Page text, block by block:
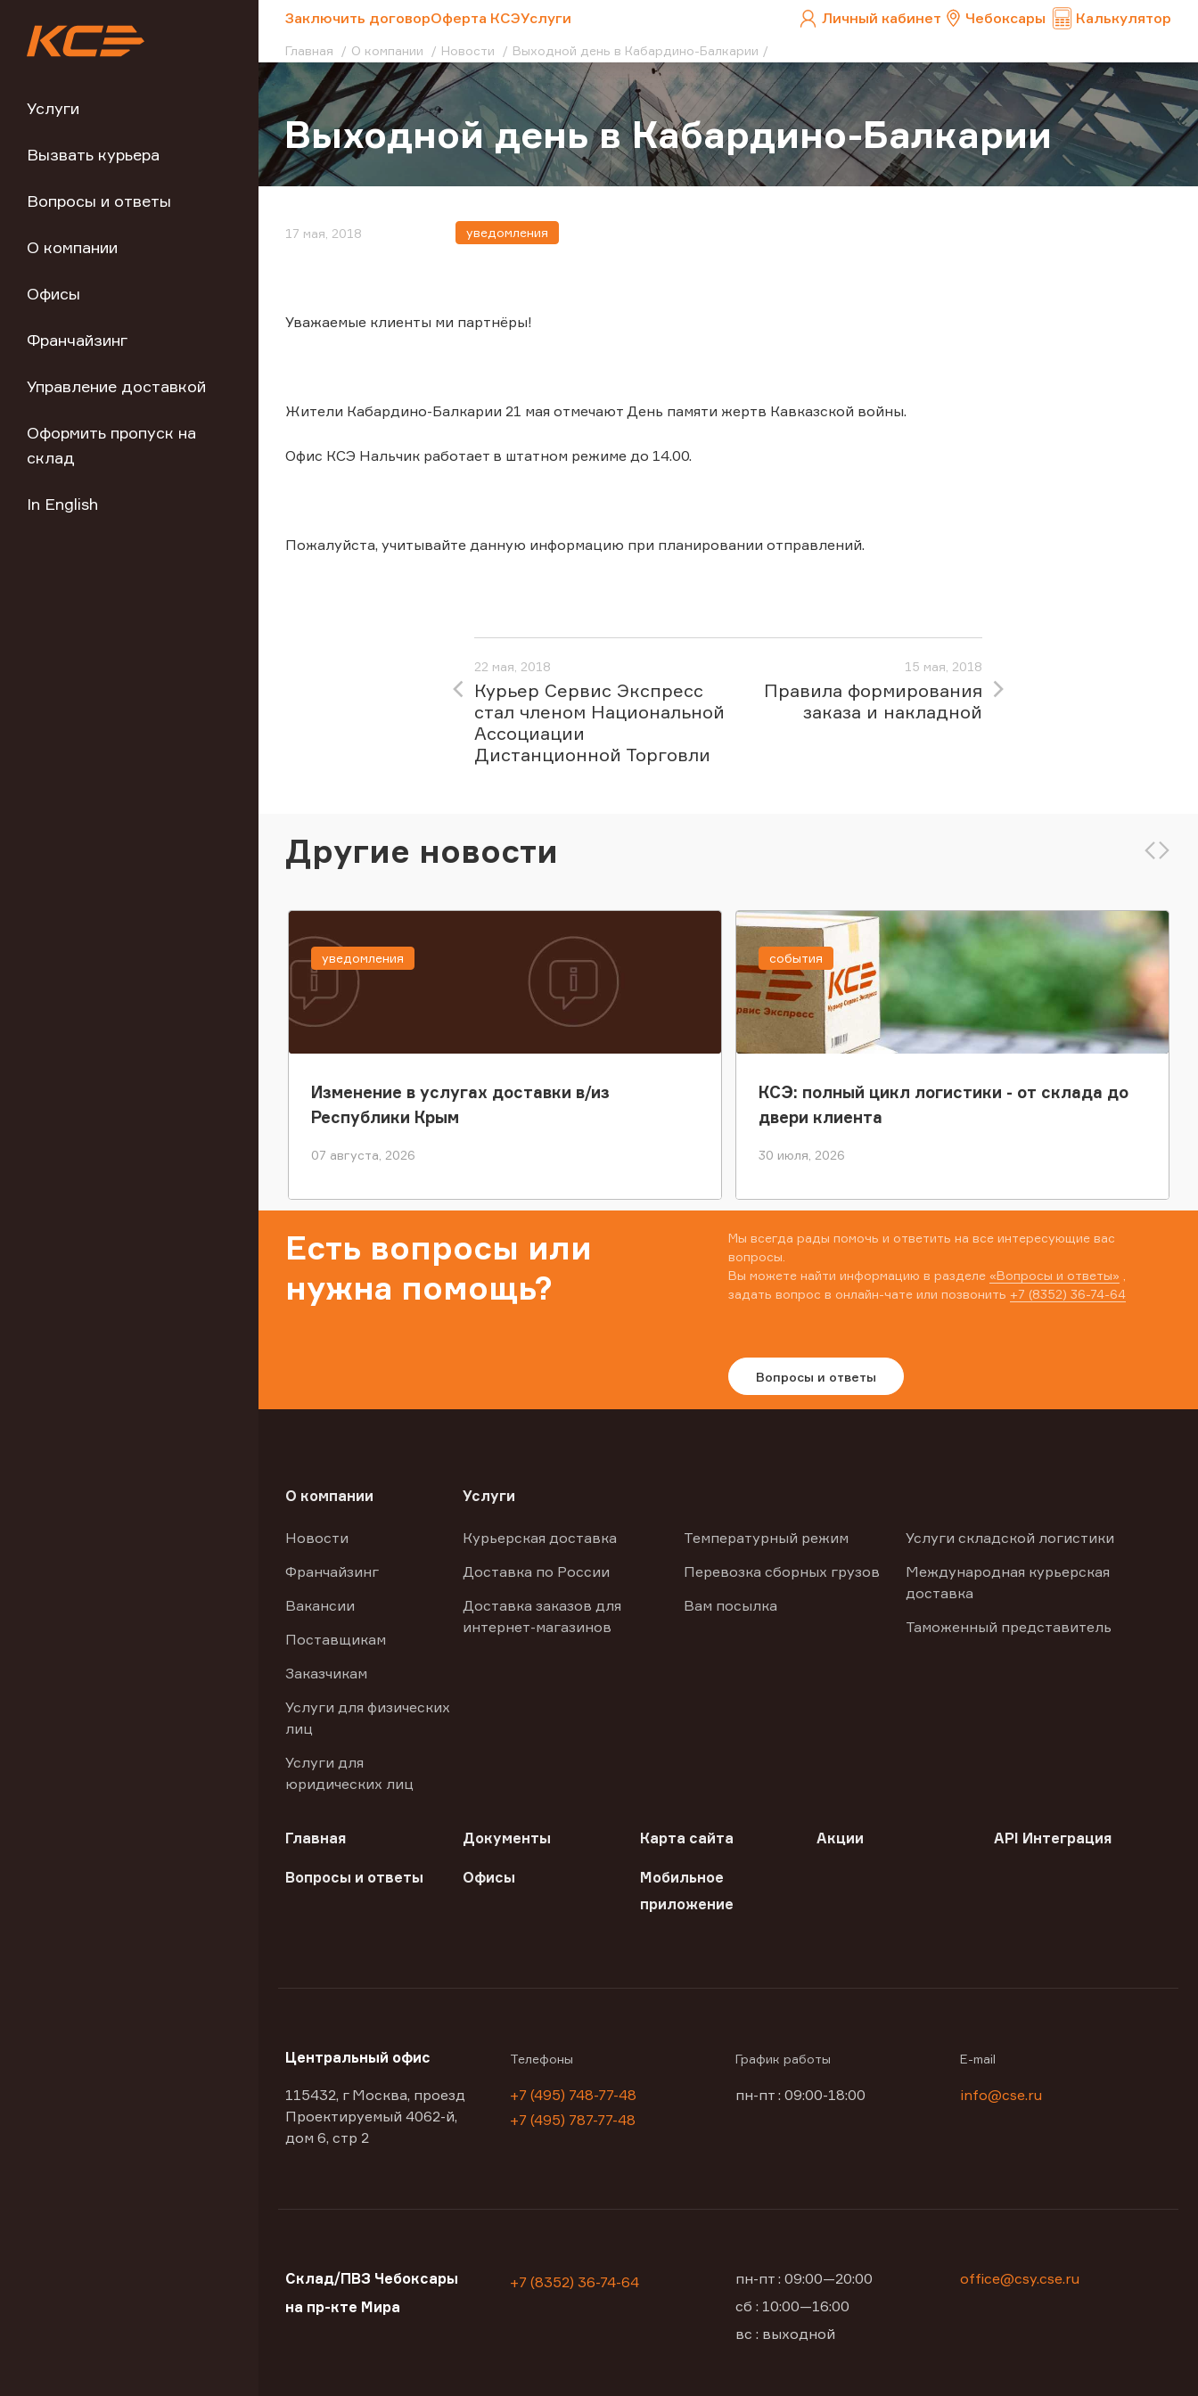
Услуги
Вызвать курьера
Вопросы и ответы
О компании
Офисы
Франчайзинг
Управление доставкой
Оформить пропуск на
склад
In English
Заключить договорОферта КСЭУслуги Личный кабинет Чебоксары Калькулятор
Главная О компании Новости Выходной день в Кабардино-Балкарии
Выходной день в Кабардино-Балкарии
17 мая, 2018 уведомления
Уважаемые клиенты ми партнёры!
Жители Кабардино-Балкарии 21 мая отмечают День памяти жертв Кавказской войны.
Офис КСЭ Нальчик работает в штатном режиме до 14.00.
Пожалуйста, учитывайте данную информацию при планировании отправлений.
22 мая, 2018
Курьер Сервис Экспресс
стал членом Национальной
Ассоциации
Дистанционной Торговли
15 мая, 2018
Правила формирования
заказа и накладной
Другие новости
Изменение в услугах доставки в/из
Республики Крым
07 августа, 2026
уведомления
КСЭ: полный цикл логистики - от склада до
двери клиента
30 июля, 2026
события
Есть вопросы или
нужна помощь?
Мы всегда рады помочь и ответить на все интересующие вас
вопросы.
Вы можете найти информацию в разделе «Вопросы и ответы»
задать вопрос в онлайн-чате или позвонить +7 (8352) 36-74-64
Вопросы и ответы
О компании
Новости
Франчайзинг
Вакансии
Поставщикам
Заказчикам
Услуги для физических
лиц
Услуги для
юридических лиц
Услуги
Курьерская доставка
Доставка по России
Доставка заказов для
интернет-магазинов
Температурный режим
Перевозка сборных грузов
Вам посылка
Услуги складской логистики
Международная курьерская
доставка
Таможенный представитель
Главная Документы Карта сайта Акции API Интеграция
Вопросы и ответы Офисы
Мобильное
приложение
Центральный офис
115432, г Москва, проезд
Проектируемый 4062-й,
дом 6, стр 2
Телефоны
+7 (495) 748-77-48
+7 (495) 787-77-48
График работы
пн-пт : 09:00-18:00
E-mail
info@cse.ru
Склад/ПВЗ Чебоксары
на пр-кте Мира
+7 (8352) 36-74-64
пн-пт : 09:00—20:00
сб : 10:00—16:00
вс : выходной
office@csy.cse.ru